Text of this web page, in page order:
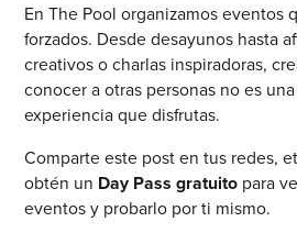
En The Pool organizamos eventos
forzados. Desde desayunos hasta
creativos o charlas inspiradoras,
conocer a otras personas no es
experiencia que disfrutas.
Comparte este post en tus redes,
obtén un Day Pass gratuito para
eventos y probarlo por ti mismo.